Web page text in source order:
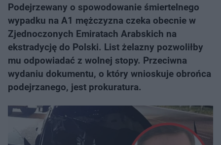
Podejrzewany o spowodowanie śmiertelnego
wypadku na A1 mężczyzna czeka obecnie w
Zjednoczonych Emiratach Arabskich na
ekstradycję do Polski. List żelazny pozwoliłby
mu odpowiadać z wolnej stopy. Przeciwna
wydaniu dokumentu, o który wnioskuje obrońca
podejrzanego, jest prokuratura.